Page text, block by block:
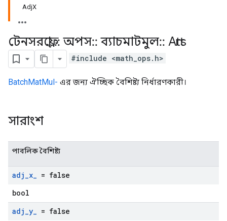
AdjX
টেনসরফ্লো:: অপস:: ব্যাচমাটমুল:: Attrs
#include <math_ops.h>
BatchMatMul- এর জন্য ঐচ্ছিক বৈশিষ্ট্য নির্ধারণকারী।
সারাংশ
পাবলিক বৈশিষ্ট্য
adj_x_ = false
bool
adj_y_ = false